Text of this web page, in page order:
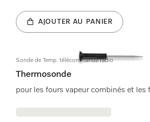
AJOUTER AU PANIER
Sonde de Temp. télécommande radio
Thermosonde
pour les fours vapeur combinés et les